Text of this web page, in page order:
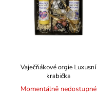
Vaječňákové orgie Luxusní
krabička
Momentálně nedostupné